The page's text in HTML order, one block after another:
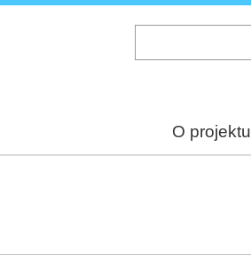
O projektu